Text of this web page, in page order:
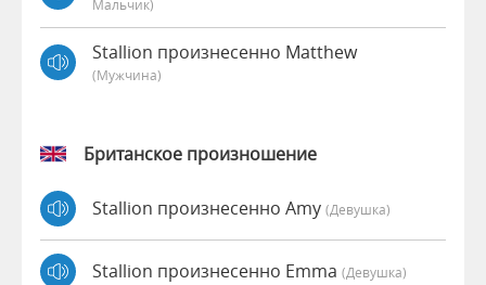
Мальчик)
Stallion произнесенно Matthew
(мужчина)
Британское произношение
Stallion произнесенно Amy (девушка)
Stallion произнесенно Emma (девушка)